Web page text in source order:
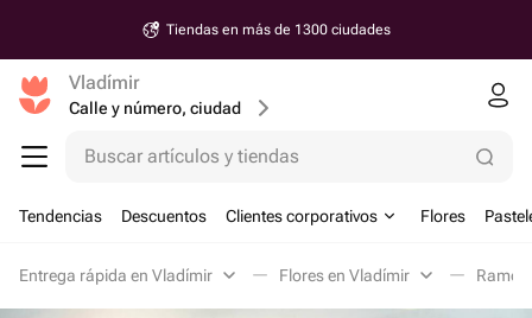
Tiendas en más de 1300 ciudades
Vladímir
Calle y número, ciudad
Buscar artículos y tiendas
Tendencias Descuentos Clientes corporativos Flores
Entrega rápida en Vladímir Flores en Vladímir